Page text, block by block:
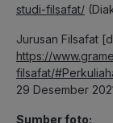
studi-filsafat/
Jurusan Filsafat
https://
filsafat/
29 Desember
Sumber foto: